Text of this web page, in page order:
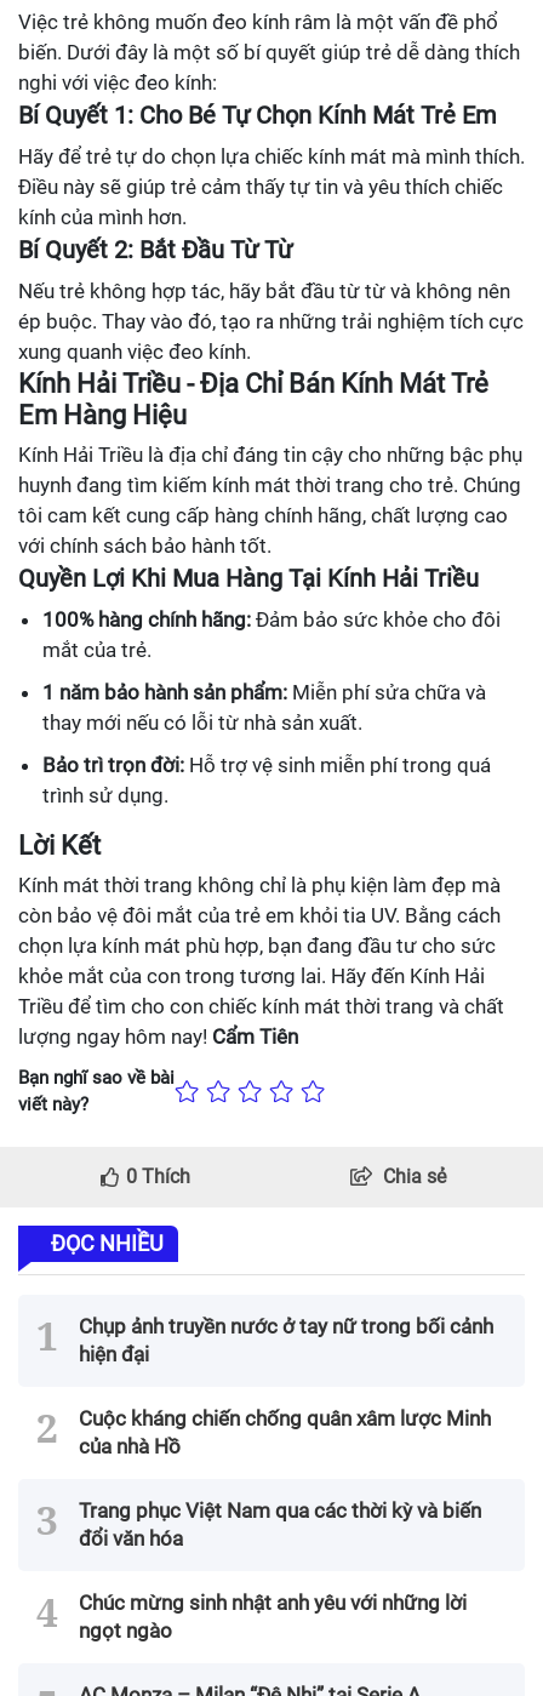
Việc trẻ không muốn đeo kính râm là một vấn đề phổ
biến. Dưới đây là một số bí quyết giúp trẻ dễ dàng thích
nghi với việc đeo kính:
Bí Quyết 1: Cho Bé Tự Chọn Kính Mát Trẻ Em
Hãy để trẻ tự do chọn lựa chiếc kính mát mà mình thích.
Điều này sẽ giúp trẻ cảm thấy tự tin và yêu thích chiếc
kính của mình hơn.
Bí Quyết 2: Bắt Đầu Từ Từ
Nếu trẻ không hợp tác, hãy bắt đầu từ từ và không nên
ép buộc. Thay vào đó, tạo ra những trải nghiệm tích cực
xung quanh việc đeo kính.
Kính Hải Triều - Địa Chỉ Bán Kính Mát Trẻ
Em Hàng Hiệu
Kính Hải Triều là địa chỉ đáng tin cậy cho những bậc phụ
huynh đang tìm kiếm kính mát thời trang cho trẻ. Chúng
tôi cam kết cung cấp hàng chính hãng, chất lượng cao
với chính sách bảo hành tốt.
Quyền Lợi Khi Mua Hàng Tại Kính Hải Triều
100% hàng chính hãng: Đảm bảo sức khỏe cho đôi
mắt của trẻ.
1 năm bảo hành sản phẩm: Miễn phí sửa chữa và
thay mới nếu có lỗi từ nhà sản xuất.
Bảo trì trọn đời: Hỗ trợ vệ sinh miễn phí trong quá
trình sử dụng.
Lời Kết
Kính mát thời trang không chỉ là phụ kiện làm đẹp mà
còn bảo vệ đôi mắt của trẻ em khỏi tia UV. Bằng cách
chọn lựa kính mát phù hợp, bạn đang đầu tư cho sức
khỏe mắt của con trong tương lai. Hãy đến Kính Hải
Triều để tìm cho con chiếc kính mát thời trang và chất
lượng ngay hôm nay! Cẩm Tiên
Bạn nghĩ sao về bài
viết này?
0 Thích Chia sẻ
ĐỌC NHIỀU
Chụp ảnh truyền nước ở tay nữ trong bối cảnh
hiện đại
Cuộc kháng chiến chống quân xâm lược Minh
của nhà Hồ
Trang phục Việt Nam qua các thời kỳ và biến
đổi văn hóa
Chúc mừng sinh nhật anh yêu với những lời
ngọt ngào